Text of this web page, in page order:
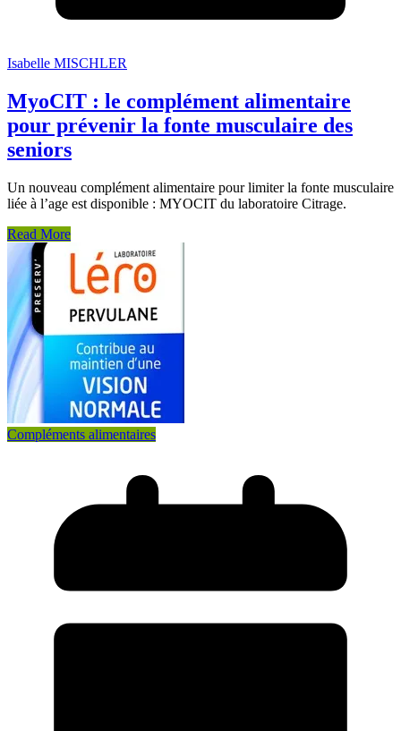
Isabelle MISCHLER
MyoCIT : le complément alimentaire
pour prévenir la fonte musculaire des
seniors
Un nouveau complément alimentaire pour limiter la fonte musculaire
liée à l’age est disponible : MYOCIT du laboratoire Citrage.
Read More
Compléments alimentaires